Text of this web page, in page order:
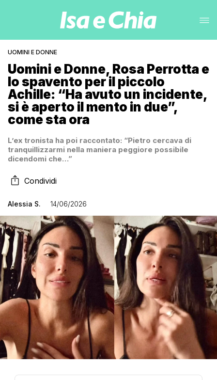
UOMINI E DONNE
Uomini e Donne, Rosa Perrotta e
lo spavento per il piccolo
Achille: “Ha avuto un incidente,
si è aperto il mento in due”,
come sta ora
L’ex tronista ha poi raccontato: “Pietro cercava di
tranquillizzarmi nella maniera peggiore possibile
dicendomi che…”
Condividi
Alessia S. 14/06/2026